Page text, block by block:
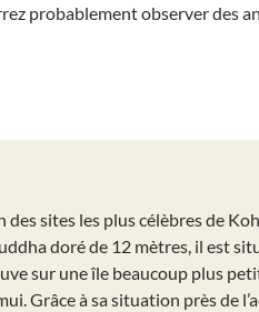
probablement observer des
des sites les plus célèbres de
doré de 12 mètres, il est
sur une île beaucoup plus
Grâce à sa situation près de